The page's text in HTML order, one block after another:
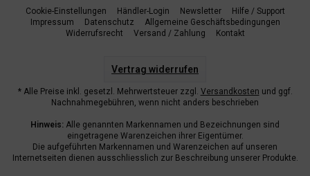
Cookie-Einstellungen Händler-Login Newsletter
Hilfe / Support
Impressum
Datenschutz
Allgemeine Geschäftsbedingungen
Widerrufsrecht
Versand / Zahlung Kontakt
Vertrag widerrufen
* Alle Preise inkl. gesetzl. Mehrwertsteuer zzgl. Versandkosten und ggf.
Nachnahmegebühren, wenn nicht anders beschrieben
Hinweis: Alle genannten Markennamen und Bezeichnungen sind
eingetragene Warenzeichen ihrer Eigentümer.
Die aufgeführten Markennamen und Warenzeichen auf unseren
Internetseiten dienen ausschliesslich zur Beschreibung unserer Produkte.